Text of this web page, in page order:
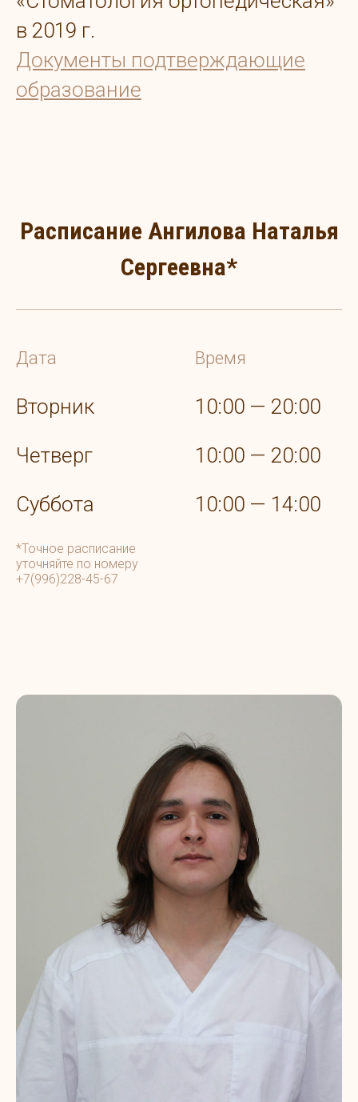
в 2019 г.
Документы подтверждающие
образование
Расписание Ангилова Наталья
Сергеевна*
Дата Время
Вторник 10:00 — 20:00
Четверг 10:00 — 20:00
Суббота 10:00 — 14:00
*Точное расписание
уточняйте по номеру
+7(996)228-45-67